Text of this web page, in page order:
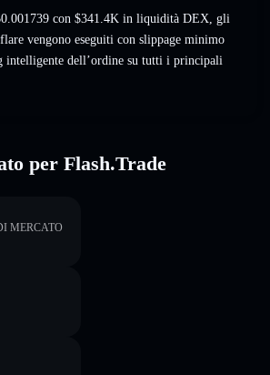
con $341.4K in liquidità DEX, gli
vengono eseguiti con slippage minimo
intelligente dell’ordine su tutti i principali
per Flash.Trade
MERCATO